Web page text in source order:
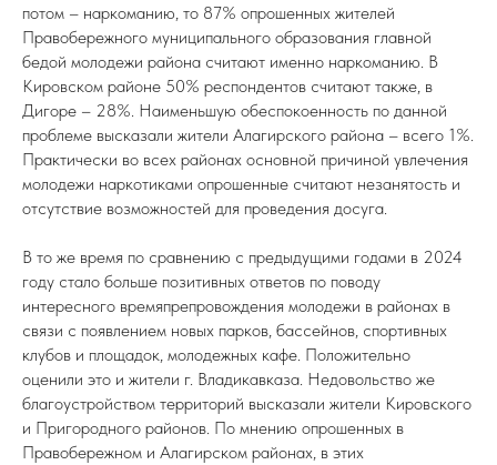
потом – наркоманию, то 87% опрошенных жителей
Правобережного муниципального образования главной
бедой молодежи района считают именно наркоманию. В
Кировском районе 50% респондентов считают также, в
Дигоре – 28%. Наименьшую обеспокоенность по данной
проблеме высказали жители Алагирского района – всего 1%.
Практически во всех районах основной причиной увлечения
молодежи наркотиками опрошенные считают незанятость и
отсутствие возможностей для проведения досуга.
В то же время по сравнению с предыдущими годами в 2024
году стало больше позитивных ответов по поводу
интересного времяпрепровождения молодежи в районах в
связи с появлением новых парков, бассейнов, спортивных
клубов и площадок, молодежных кафе. Положительно
оценили это и жители г. Владикавказа. Недовольство же
благоустройством территорий высказали жители Кировского
и Пригородного районов. По мнению опрошенных в
Правобережном и Алагирском районах, в этих